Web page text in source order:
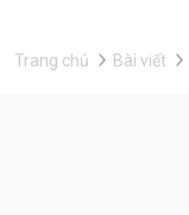
Trang chủ Bài viết